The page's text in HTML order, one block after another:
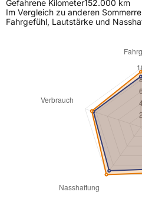
Gefahrene Kilometer152.000 km
Im Vergleich zu anderen
Fahrgefühl, Lautstärke und